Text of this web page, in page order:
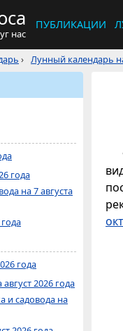
нас
ПУБЛИКАЦИИ
› Лунный календарь
года
на 7 августа
года
2026 года
и садовода на